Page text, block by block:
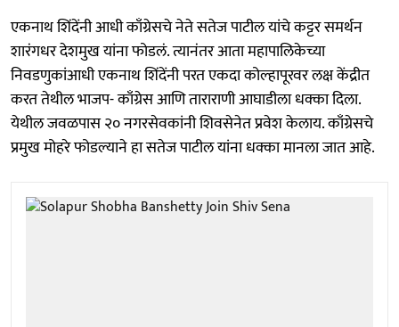
एकनाथ शिंदेंनी आधी काँग्रेसचे नेते सतेज पाटील यांचे कट्टर समर्थन
शारंगधर देशमुख यांना फोडलं. त्यानंतर आता महापालिकेच्या
निवडणुकांआधी एकनाथ शिंदेंनी परत एकदा कोल्हापूरवर लक्ष केंद्रीत
करत तेथील भाजप- काँग्रेस आणि ताराराणी आघाडीला धक्का दिला.
येथील जवळपास २० नगरसेवकांनी शिवसेनेत प्रवेश केलाय. काँग्रेसचे
प्रमुख मोहरे फोडल्याने हा सतेज पाटील यांना धक्का मानला जात आहे.